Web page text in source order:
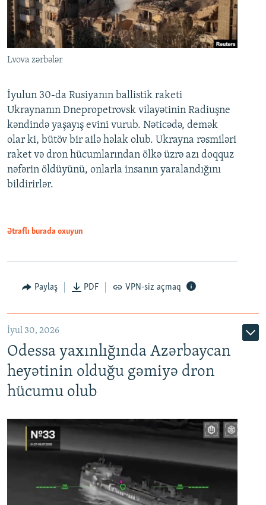
Lvova zərbələr
İyulun 30-da Rusiyanın ballistik raketi
Ukraynanın Dnepropetrovsk vilayətinin Radiuşne
kəndində yaşayış evini vurub. Nəticədə, demək
olar ki, bütöv bir ailə həlak olub. Ukrayna rəsmiləri
raket və dron hücumlarından ölkə üzrə azı doqquz
nəfərin öldüyünü, onlarla insanın yaralandığını
bildirirlər.
Ətraflı burada oxuyun
Paylaş PDF VPN-siz açmaq
İyul 30, 2026
Odessa yaxınlığında Azərbaycan
heyətinin olduğu gəmiyə dron
hücumu olub